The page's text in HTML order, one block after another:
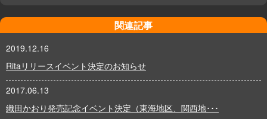
関連記事
2019.12.16
Ritaリリースイベント決定のお知らせ
2017.06.13
織田かおり発売記念イベント決定（東海地区、関西地･･･